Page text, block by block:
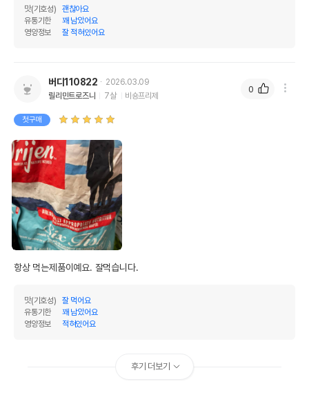
맛(기호성)
괜찮아요
유통기한
꽤 남았어요
영양정보
잘 적혀있어요
버디110822
2026.03.09
릴리민트로즈니
7살 비숑프리제
첫구매
항상 먹는제품이예요. 잘먹습니다.
맛(기호성)
잘 먹어요
유통기한
꽤 남았어요
영양정보
적혀있어요
0
후기 더보기